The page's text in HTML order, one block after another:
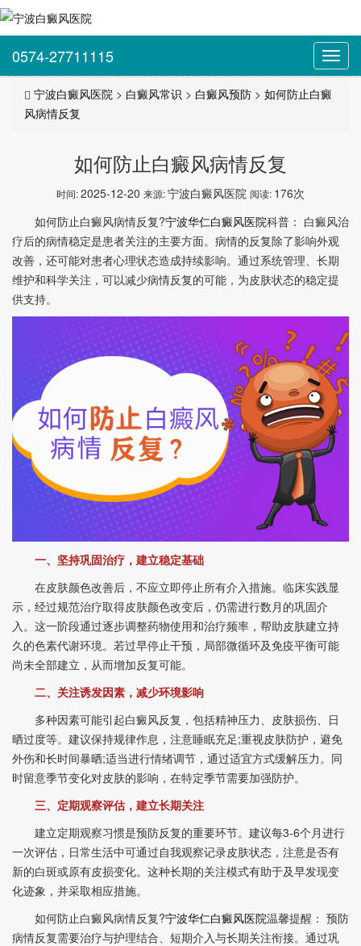
0574-27711115
宁波白癜风医院 > 白癜风常识 > 白癜风预防 > 如何防止白癜
风病情反复
如何防止白癜风病情反复
时间:2025-12-20 来源:宁波白癜风医院 阅读: 176次
如何防止白癜风病情反复?宁波华仁白癜风医院科普： 白癜风治
疗后的病情稳定是患者关注的主要方面。病情的反复除了影响外观
改善，还可能对患者心理状态造成持续影响。通过系统管理、长期
维护和科学关注，可以减少病情反复的可能，为皮肤状态的稳定提
供支持。
一、坚持巩固治疗，建立稳定基础
在皮肤颜色改善后，不应立即停止所有介入措施。临床实践显
示，经过规范治疗取得皮肤颜色改变后，仍需进行数月的巩固介
入。这一阶段通过逐步调整药物使用和治疗频率，帮助皮肤建立持
久的色素代谢环境。若过早停止干预，局部微循环及免疫平衡可能
尚未全部建立，从而增加反复可能。
二、关注诱发因素，减少环境影响
多种因素可能引起白癜风反复，包括精神压力、皮肤损伤、日
晒过度等。建议保持规律作息，注意睡眠充足;重视皮肤防护，避免
外伤和长时间暴晒;适当进行情绪调节，通过适宜方式缓解压力。同
时留意季节变化对皮肤的影响，在特定季节需要加强防护。
三、定期观察评估，建立长期关注
建立定期观察习惯是预防反复的重要环节。建议每3-6个月进行
一次评估，日常生活中可通过自我观察记录皮肤状态，注意是否有
新的白斑或原有皮损变化。这种长期的关注模式有助于及早发现变
化迹象，并采取相应措施。
如何防止白癜风病情反复?宁波华仁白癜风医院温馨提醒： 预防
病情反复需要治疗与护理结合、短期介入与长期关注衔接。通过巩